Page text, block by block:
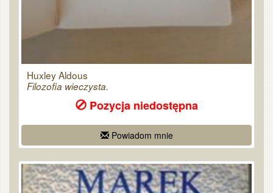
Huxley Aldous
Filozofia wieczysta.
Pozycja niedostępna
Powiadom mnie